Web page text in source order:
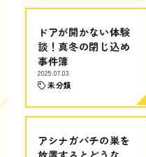
ドアが開かない体験
談！真冬の閉じ込め
事件簿
2025.07.03
未分類
アシナガバチの巣を